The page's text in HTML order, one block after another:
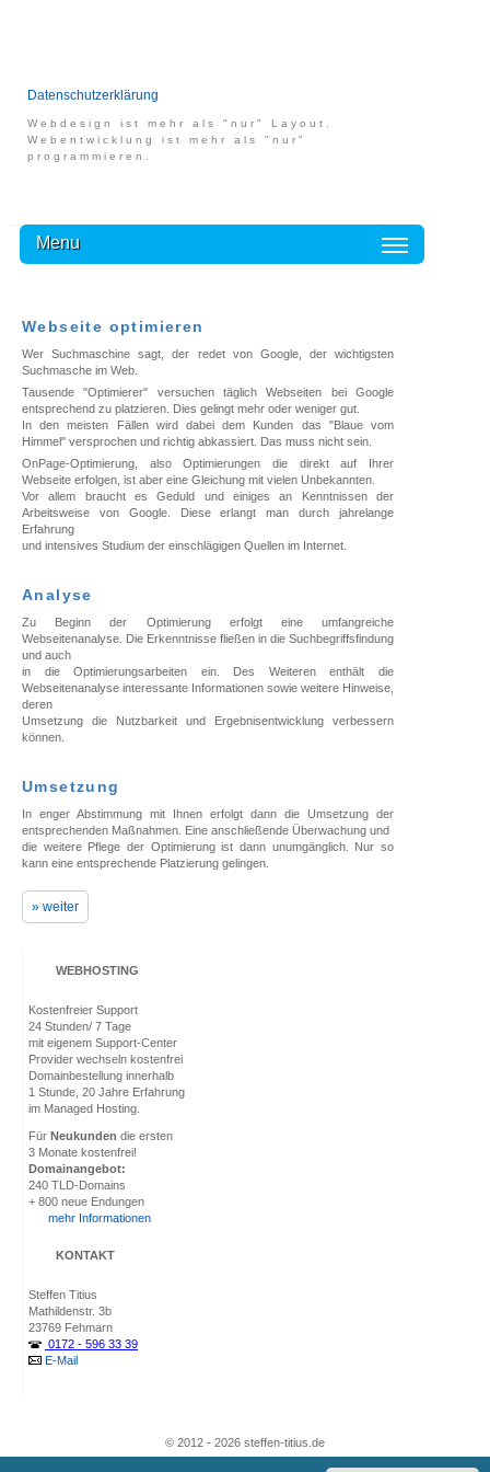
Datenschutzerklärung
Menu
Webdesign ist mehr als "nur" Layout.
Webentwicklung ist mehr als "nur"
programmieren.
Webseite optimieren
Wer Suchmaschine sagt, der redet von Google, der wichtigsten
Suchmasche im Web.
Tausende "Optimierer" versuchen täglich Webseiten bei Google
entsprechend zu platzieren. Dies gelingt mehr oder weniger gut.
In den meisten Fällen wird dabei dem Kunden das "Blaue vom
Himmel" versprochen und richtig abkassiert. Das muss nicht sein.
OnPage-Optimierung, also Optimierungen die direkt auf Ihrer
Webseite erfolgen, ist aber eine Gleichung mit vielen Unbekannten.
Vor allem braucht es Geduld und einiges an Kenntnissen der
Arbeitsweise von Google. Diese erlangt man durch jahrelange
Erfahrung
und intensives Studium der einschlägigen Quellen im Internet.
Analyse
Zu Beginn der Optimierung erfolgt eine umfangreiche
Webseitenanalyse. Die Erkenntnisse fließen in die Suchbegriffsfindung
und auch
in die Optimierungsarbeiten ein. Des Weiteren enthält die
Webseitenanalyse interessante Informationen sowie weitere Hinweise,
deren
Umsetzung die Nutzbarkeit und Ergebnisentwicklung verbessern
können.
Umsetzung
In enger Abstimmung mit Ihnen erfolgt dann die Umsetzung der
entsprechenden Maßnahmen. Eine anschließende Überwachung und
die weitere Pflege der Optimierung ist dann unumgänglich. Nur so
kann eine entsprechende Platzierung gelingen.
» weiter
WEBHOSTING
Kostenfreier Support
24 Stunden/ 7 Tage
mit eigenem Support-Center
Provider wechseln kostenfrei
Domainbestellung innerhalb
1 Stunde, 20 Jahre Erfahrung
im Managed Hosting.
Für Neukunden die ersten
3 Monate kostenfrei!
Domainangebot:
240 TLD-Domains
+ 800 neue Endungen
mehr Informationen
KONTAKT
Steffen Titius
Mathildenstr. 3b
23769 Fehmarn
0172 - 596 33 39
E-Mail
© 2012 - 2026 steffen-titius.de